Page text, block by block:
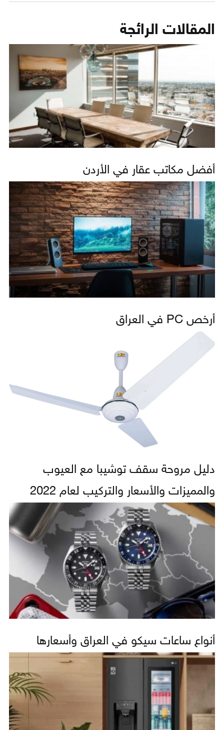
المقالات الرائجة
أفضل مكاتب عقار في الأردن
أرخص PC في العراق
دليل مروحة سقف توشيبا مع العيوب
والمميزات والأسعار والتركيب لعام 2022
أنواع ساعات سيكو في العراق وأسعارها